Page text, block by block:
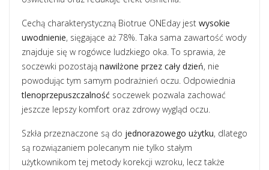
Cechą charakterystyczną Biotrue ONEday jest wysokie
uwodnienie, sięgające aż 78%. Taka sama zawartość wody
znajduje się w rogówce ludzkiego oka. To sprawia, że
soczewki pozostają nawilżone przez cały dzień, nie
powodując tym samym podrażnień oczu. Odpowiednia
tlenoprzepuszczalność soczewek pozwala zachować
jeszcze lepszy komfort oraz zdrowy wygląd oczu.
Szkła przeznaczone są do jednorazowego użytku, dlatego
są rozwiązaniem polecanym nie tylko stałym
użytkownikom tej metody korekcji wzroku, lecz także